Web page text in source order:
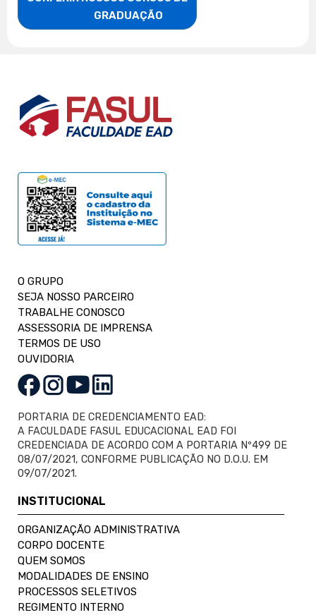
                    GRADUAÇÃO
O GRUPO
SEJA NOSSO PARCEIRO
TRABALHE CONOSCO
ASSESSORIA DE IMPRENSA
TERMOS DE USO
OUVIDORIA
PORTARIA DE CREDENCIAMENTO EAD:
A FACULDADE FASUL EDUCACIONAL EAD FOI
CREDENCIADA DE ACORDO COM A PORTARIA Nº499 DE
08/07/2021, CONFORME PUBLICAÇÃO NO D.O.U. EM
09/07/2021.
INSTITUCIONAL
ORGANIZAÇÃO ADMINISTRATIVA
CORPO DOCENTE
QUEM SOMOS
MODALIDADES DE ENSINO
PROCESSOS SELETIVOS
REGIMENTO INTERNO